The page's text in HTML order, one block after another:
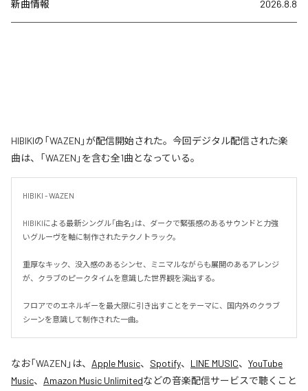
新曲情報 2026.8.8
HIBIKIの「WAZEN」が配信開始された。今回デジタル配信された楽
曲は、「WAZEN」を含む全1曲となっている。
HIBIKI - WAZEN
HIBIKIによる最新シングル「曲名」は、ダークで緊張感のあるサウンドと力強
いグルーヴを軸に制作されたテクノトラック。
重厚なキック、没入感のあるシンセ、ミニマルながらも展開のあるアレンジ
が、クラブのピークタイムを意識した世界観を演出する。
フロアでのエネルギーを最大限に引き出すことをテーマに、国内外のクラブ
シーンを意識して制作された一曲。
なお「WAZEN 」は、 Apple Music、 Spotify、 LINE MUSIC、 YouTube
Music、 Amazon Music Unlimitedなどの音楽配信サービスで聴くこと